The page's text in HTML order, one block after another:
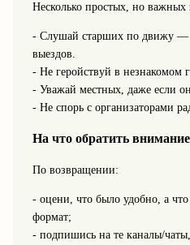
Несколько простых, но
- Слушай старших по движу —
выездов.
- Не геройствуй в незнакомом
- Уважай местных, даже если
- Не спорь с организаторами
На что обратить
По возвращении:
- оцени, что было удобно, а
формат;
- подпишись на те каналы/